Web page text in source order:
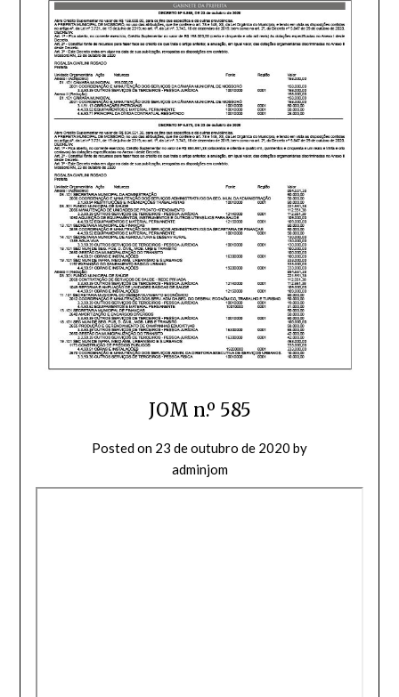
JOM n.º 585
Posted on 23 de outubro de 2020 by
adminjom